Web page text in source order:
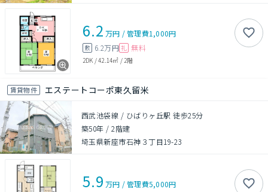
6.2 万円 /管理費1,000円
敷 6.2万円 礼 無料
2DK /42.14㎡ / 2階
賃貸物件 エステートコーポ東久留米
西武池袋線 / ひばりヶ丘駅 徒歩25分
築50年 /2階建
埼玉県新座市石神３丁目19-23
5.9 万円 /管理費5,000円